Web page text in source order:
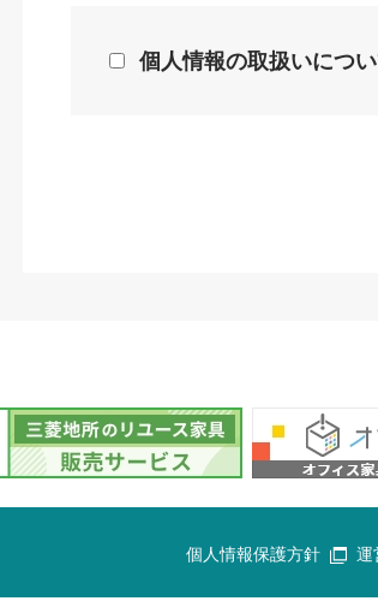
個人情報の取扱いにつ
個人情報保護方針 運